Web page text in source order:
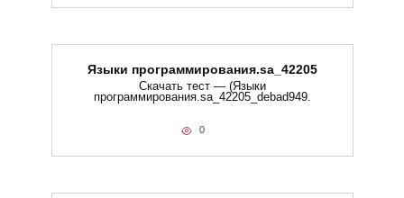
Языки программирования.sa_42205
Скачать тест — (Языки
программирования.sa_42205_debad949.
0